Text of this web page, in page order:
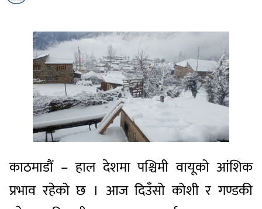
काठमाडौं – हाल देशमा पश्चिमी वायूको आंशिक
प्रभाव रहेको छ । आज दिउँसो कोशी र गण्डकी